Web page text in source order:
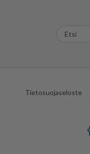
Tietosuojaseloste